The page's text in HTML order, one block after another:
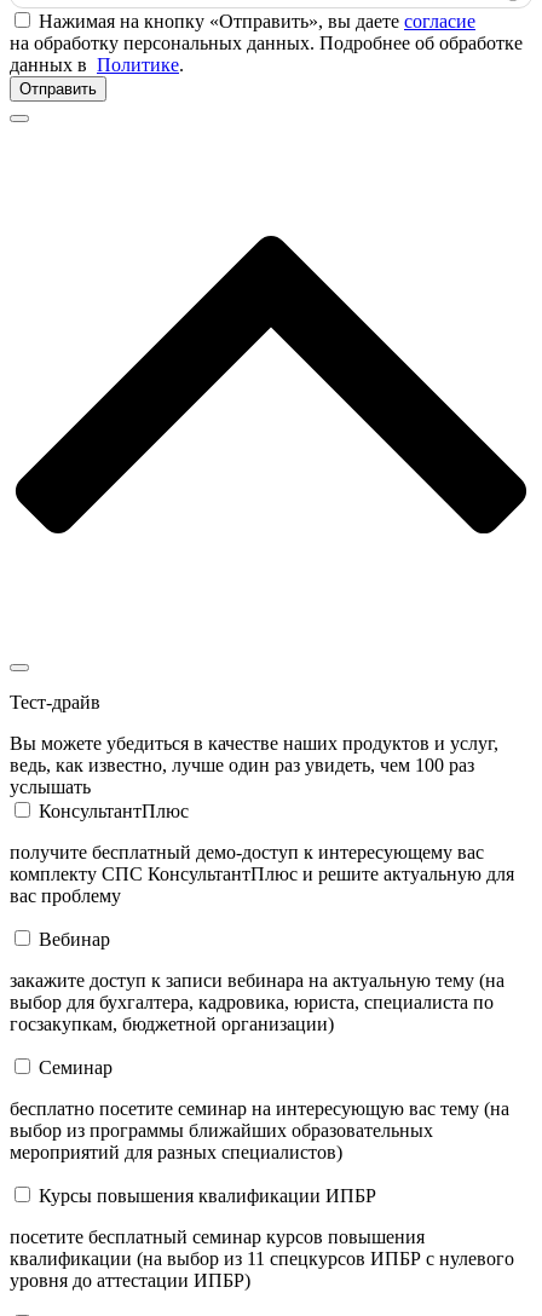
Нажимая на кнопку «Отправить», вы даете согласие
на обработку персональных данных. Подробнее об обработке
данных в Политике.
Отправить
Тест-драйв
Вы можете убедиться в качестве наших продуктов и услуг,
ведь, как известно, лучше один раз увидеть, чем 100 раз
услышать
КонсультантПлюс
получите бесплатный демо-доступ к интересующему вас
комплекту СПС КонсультантПлюс и решите актуальную для
вас проблему
Вебинар
закажите доступ к записи вебинара на актуальную тему (на
выбор для бухгалтера, кадровика, юриста, специалиста по
госзакупкам, бюджетной организации)
Семинар
бесплатно посетите семинар на интересующую вас тему (на
выбор из программы ближайших образовательных
мероприятий для разных специалистов)
Курсы повышения квалификации ИПБР
посетите бесплатный семинар курсов повышения
квалификации (на выбор из 11 спецкурсов ИПБР с нулевого
уровня до аттестации ИПБР)